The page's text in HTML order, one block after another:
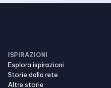
ISPIRAZIONI
Esplora ispirazioni
Storie dalla rete
Altre storie